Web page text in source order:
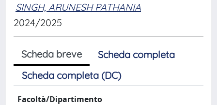
SINGH, ARUNESH PATHANIA
2024/2025
Scheda breve
Scheda completa
Scheda completa (DC)
Facoltà/Dipartimento